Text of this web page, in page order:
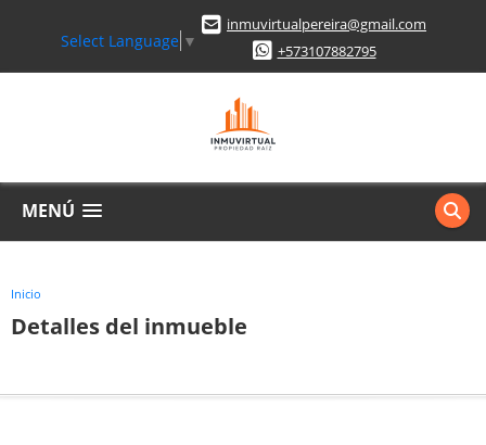
Select Language ▼
inmuvirtualpereira@gmail.com
+573107882795
MENÚ
Inicio
Detalles del inmueble